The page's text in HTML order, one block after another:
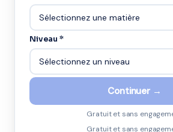
Niveau *
Continuer →
Gratuit et sans
Gratuit et sans